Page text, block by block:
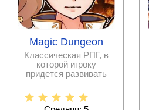
Magic Dungeon
Классическая РПГ, в
которой игроку
придется развивать
на